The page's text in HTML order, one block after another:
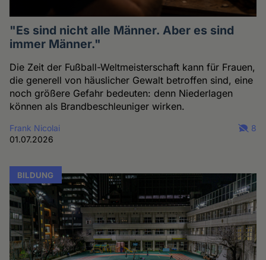
"Es sind nicht alle Männer. Aber es sind
immer Männer."
Die Zeit der Fußball-Weltmeisterschaft kann für Frauen,
die generell von häuslicher Gewalt betroffen sind, eine
noch größere Gefahr bedeuten: denn Niederlagen
können als Brandbeschleuniger wirken.
Frank Nicolai
01.07.2026
8
BILDUNG